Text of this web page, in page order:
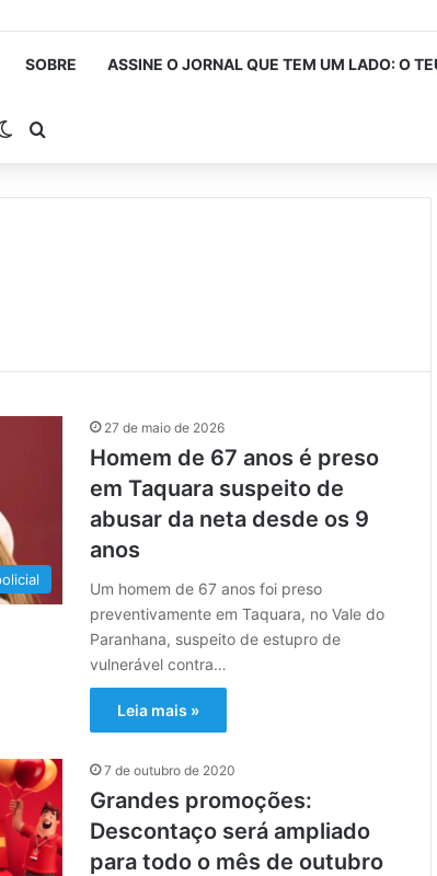
SOBRE ASSINE O JORNAL QUE TEM UM LADO: O
Lateral
Switch skin
27 de maio de 2026
Homem de 67 anos é preso
em Taquara suspeito de
abusar da neta desde os 9
anos
Um homem de 67 anos foi preso
preventivamente em Taquara, no Vale do
Paranhana, suspeito de estupro de
vulnerável contra…
Leia mais »
7 de outubro de 2020
Grandes promoções:
Descontaço será ampliado
para todo o mês de outubro